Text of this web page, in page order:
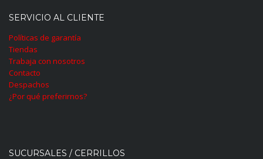
SERVICIO AL CLIENTE
Políticas de garantía
Tiendas
Trabaja con nosotros
Contacto
Despachos
¿Por qué preferirnos?
SUCURSALES / CERRILLOS